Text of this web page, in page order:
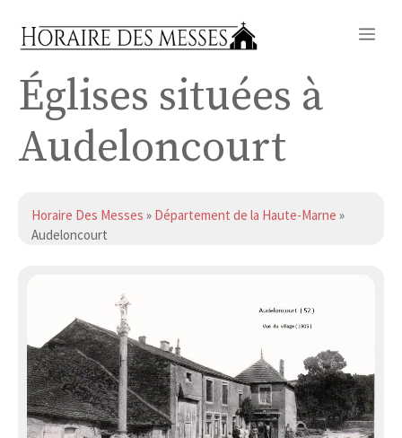
Églises situées à
Audeloncourt
Horaire Des Messes » Département de la Haute-Marne »
Audeloncourt